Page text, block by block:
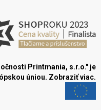
Printmania, s.r.o." je
úniou. Zobraziť viac.